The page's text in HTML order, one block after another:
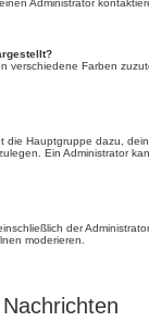
Administrator
verschiedene Farben
die Hauptgruppe dazu,
Ein Administrator
der
moderieren.